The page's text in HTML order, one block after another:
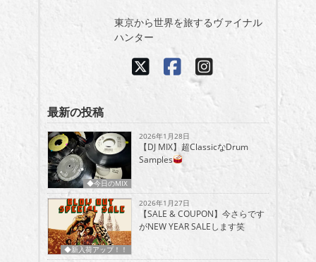
東京から世界を旅するヴァイナル
ハンター
最新の投稿
◆今日のMIX
2026年1月28日
【DJ MIX】超ClassicなDrum
Samples
◆新入荷アップ！！
2026年1月27日
【SALE & COUPON】今さらです
がNEW YEAR SALEします笑